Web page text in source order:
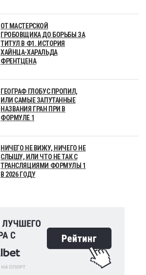
ОТ МАСТЕРСКОЙ
ГРОБОВЩИКА ДО БОРЬБЫ ЗА
ТИТУЛ В Ф1. ИСТОРИЯ
ХАЙНЦА-ХАРАЛЬДА
ФРЕНТЦЕНА
ГЕОГРАФ ГЛОБУС ПРОПИЛ,
ИЛИ САМЫЕ ЗАПУТАННЫЕ
НАЗВАНИЯ ГРАН ПРИ В
ФОРМУЛЕ 1
НИЧЕГО НЕ ВИЖУ, НИЧЕГО НЕ
СЛЫШУ, ИЛИ ЧТО НЕ ТАК С
ТРАНСЛЯЦИЯМИ ФОРМУЛЫ 1
В 2026 ГОДУ